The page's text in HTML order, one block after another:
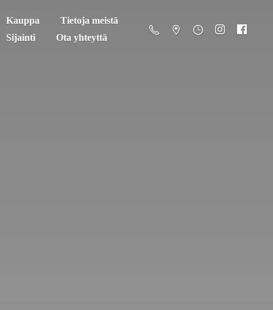
Kauppa
Tietoja meistä
Sijainti
Ota yhteyttä